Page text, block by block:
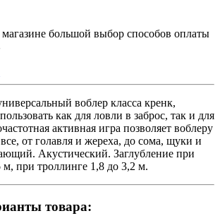
большой выбор способов оплаты
воблер класса кренк,
как для ловли в заброс, так и для
активная игра позволяет воблеру
от голавля и жереха, до сома, щуки и
Акустический. Заглубление при
м, при троллинге 1,8 до 3,2 м.
товара: